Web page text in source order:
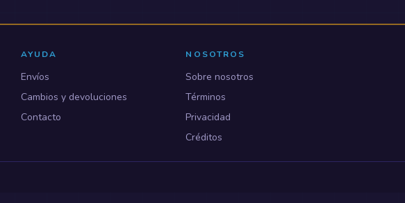
AYUDA
Envíos
Cambios y devoluciones
Contacto
NOSOTROS
Sobre nosotros
Términos
Privacidad
Créditos